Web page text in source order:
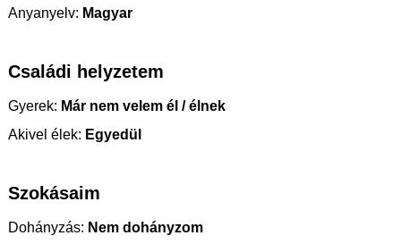
Anyanyelv: Magyar
Családi helyzetem
Gyerek: Már nem velem él / élnek
Akivel élek: Egyedül
Szokásaim
Dohányzás: Nem dohányzom